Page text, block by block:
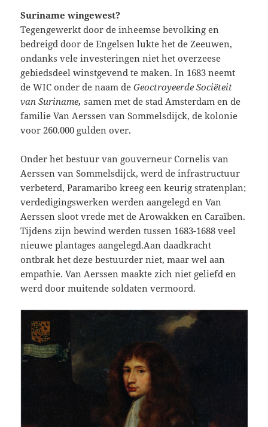
Suriname wingewest?
Tegengewerkt door de inheemse bevolking en
bedreigd door de Engelsen lukte het de Zeeuwen,
ondanks vele investeringen niet het overzeese
gebiedsdeel winstgevend te maken. In 1683 neemt
de WIC onder de naam deGeoctroyeerde Sociëteit
van Suriname,samen met de stad Amsterdam en de
familie Van Aerssen van Sommelsdijck, de kolonie
voor 260.000 gulden over.
Onder het bestuur van gouverneur Cornelis van
Aerssen van Sommelsdijck, werd de infrastructuur
verbeterd, Paramaribo kreeg een keurig stratenplan;
verdedigingswerken werden aangelegd en Van
Aerssen sloot vrede met de Arowakken en Caraïben.
Tijdens zijn bewind werden tussen 1683-1688 veel
nieuwe plantages aangelegd.Aan daadkracht
ontbrak het deze bestuurder niet, maar wel aan
empathie. Van Aerssen maakte zich niet geliefd en
werd door muitende soldaten vermoord.